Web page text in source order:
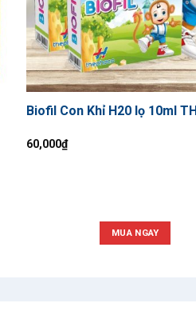
Biofil Con Khỉ H20 lọ 10ml TH
60,000₫
MUA NGAY